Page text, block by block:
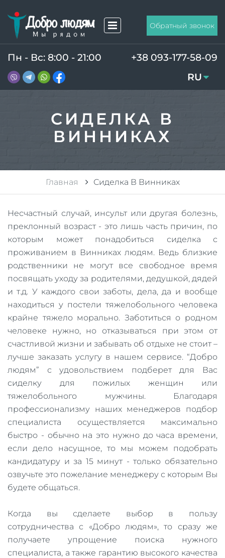
Обратный звонок
Пн - Вс: 8:00 - 21:00
+38 093-177-58-09
RU
UA
СИДЕЛКА В
ВИННИКАХ
Главная Сиделка В Винниках
Несчастный случай, инсульт или другая болезнь,
преклонный возраст - это лишь часть причин, по
которым может понадобиться сиделка с
проживанием в Винниках людям. Ведь близкие
родственники не могут все свободное время
посвящать уходу за родителями, дедушкой, дядей
и т.д. У каждого свои заботы, дела, да и вообще
находиться у постели тяжелобольного человека
крайне тяжело морально. Заботиться о родном
человеке нужно, но отказываться при этом от
счастливой жизни и забывать об отдыхе не стоит –
лучше заказать услугу в нашем сервисе. “Добро
людям” с удовольствием подберет для Вас
сиделку для пожилых женщин или
тяжелобольного мужчины. Благодаря
профессионализму наших менеджеров подбор
специалиста осуществляется максимально
быстро - обычно на это нужно до часа времени,
если дело насущное, то мы можем подобрать
кандидатуру и за 15 минут - только обязательно
озвучьте это пожелание менеджеру с которым Вы
будете общаться.
Когда вы сделаете выбор в пользу
сотрудничества с «Добро людям», то сразу же
получаете упрощение поиска нужного
специалиста, а также гарантию высокого качества